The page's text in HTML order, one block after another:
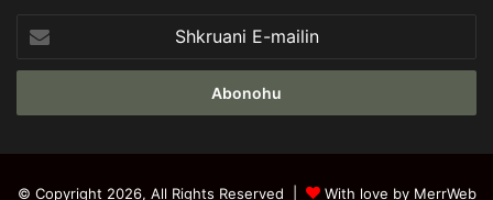
E-
mailin
© Copyright 2026, All Rights Reserved | With love by MerrWeb